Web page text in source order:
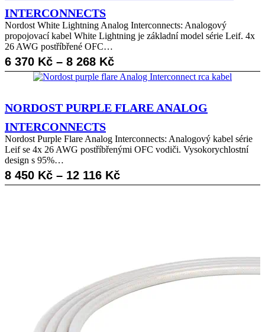
INTERCONNECTS
Nordost White Lightning Analog Interconnects: Analogový
propojovací kabel White Lightning je základní model série Leif. 4x
26 AWG postříbřené OFC…
6 370 Kč – 8 268 KčRozpětí
cen:
370 Kč
až
8
268 Kč
NORDOST PURPLE FLARE ANALOG
INTERCONNECTS
Nordost Purple Flare Analog Interconnects: Analogový kabel série
Leif se 4x 26 AWG postříbřenými OFC vodiči. Vysokorychlostní
design s 95%…
8 450 Kč – 12 116 KčRozpětí
12
116 Kč